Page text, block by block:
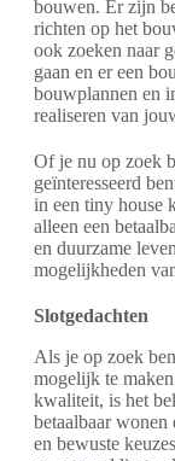
bouwen. Er zijn
richten op het
ook zoeken naar
gaan en er een
bouwplannen en
realiseren van
Of je nu op zoek
geïnteresseerd
in een tiny house
alleen een
en duurzame
mogelijkheden
Slotgedachten
Als je op zoek
mogelijk te
kwaliteit, is het
betaalbaar
en bewuste